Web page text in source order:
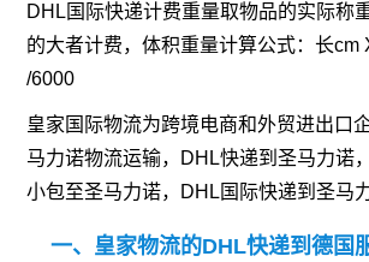
DHL国际快递计费重量取物品的实际称
的大者计费，体积重量计算公式：长cm
/6000
皇家国际物流为跨境电商和外贸进出口
马力诺物流运输，DHL快递到圣马力诺
小包至圣马力诺，DHL国际快递到圣马
一、皇家物流的DHL快递到德国